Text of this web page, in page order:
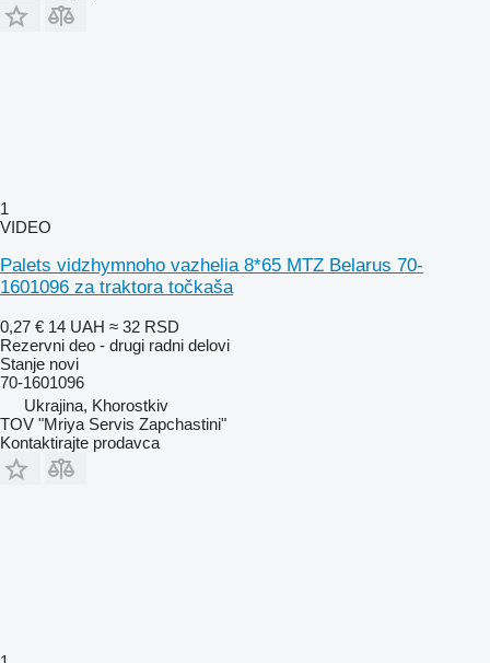
1
VIDEO
Palets vidzhymnoho vazhelia 8*65 MTZ Belarus 70-
1601096 za traktora točkaša
0,27 € 14 UAH ≈ 32 RSD
Rezervni deo - drugi radni delovi
Stanje novi
70-1601096
Ukrajina, Khorostkiv
TOV "Mriya Servis Zapchastini"
Kontaktirajte prodavca